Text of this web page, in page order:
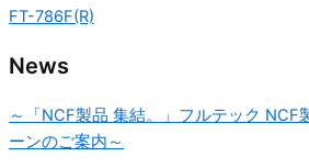
FT-786F(R)
News
～「NCF製品 集結。」フルテック NCF
ーンのご案内～